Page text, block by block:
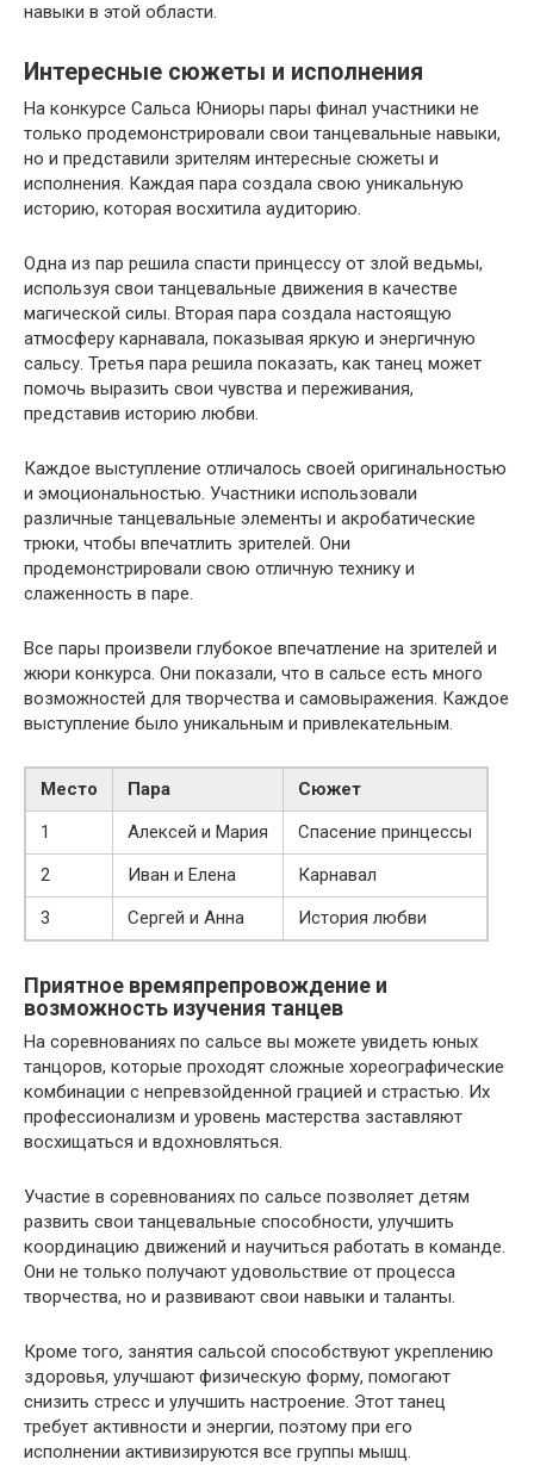
навыки в этой области.
Интересные сюжеты и исполнения
На конкурсе Сальса Юниоры пары финал участники не
только продемонстрировали свои танцевальные навыки,
но и представили зрителям интересные сюжеты и
исполнения. Каждая пара создала свою уникальную
историю, которая восхитила аудиторию.
Одна из пар решила спасти принцессу от злой ведьмы,
используя свои танцевальные движения в качестве
магической силы. Вторая пара создала настоящую
атмосферу карнавала, показывая яркую и энергичную
сальсу. Третья пара решила показать, как танец может
помочь выразить свои чувства и переживания,
представив историю любви.
Каждое выступление отличалось своей оригинальностью
и эмоциональностью. Участники использовали
различные танцевальные элементы и акробатические
трюки, чтобы впечатлить зрителей. Они
продемонстрировали свою отличную технику и
слаженность в паре.
Все пары произвели глубокое впечатление на зрителей и
жюри конкурса. Они показали, что в сальсе есть много
возможностей для творчества и самовыражения. Каждое
выступление было уникальным и привлекательным.
Место Пара
Сюжет
1
Алексей и Мария
Спасение принцессы
2
Иван и Елена
Карнавал
3
Сергей и Анна История любви
Приятное времяпрепровождение и
возможность изучения танцев
На соревнованиях по сальсе вы можете увидеть юных
танцоров, которые проходят сложные хореографические
комбинации с непревзойденной грацией и страстью. Их
профессионализм и уровень мастерства заставляют
восхищаться и вдохновляться.
Участие в соревнованиях по сальсе позволяет детям
развить свои танцевальные способности, улучшить
координацию движений и научиться работать в команде.
Они не только получают удовольствие от процесса
творчества, но и развивают свои навыки и таланты.
Кроме того, занятия сальсой способствуют укреплению
здоровья, улучшают физическую форму, помогают
снизить стресс и улучшить настроение. Этот танец
требует активности и энергии, поэтому при его
исполнении активизируются все группы мышц.